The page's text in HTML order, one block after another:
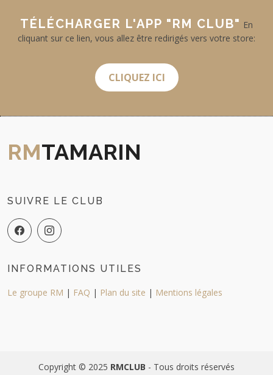
TÉLÉCHARGER L'APP "RM CLUB" En
cliquant sur ce lien, vous allez être redirigés vers votre store:
CLIQUEZ ICI
RMTAMARIN
SUIVRE LE CLUB
INFORMATIONS UTILES
Le groupe RM | FAQ | Plan du site | Mentions légales
Copyright © 2025 RMCLUB - Tous droits réservés